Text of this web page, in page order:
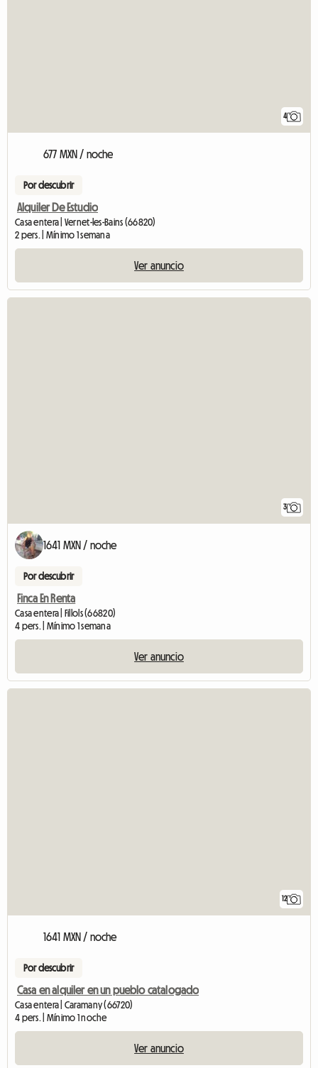
4
677 MXN / noche
Por descubrir
Alquiler De Estudio
Casa entera | Vernet-les-Bains (66820)
2 pers. | Mínimo 1 semana
Ver anuncio
3
1641 MXN / noche
Por descubrir
Finca En Renta
Casa entera | Fillols (66820)
4 pers. | Mínimo 1 semana
Ver anuncio
12
1641 MXN / noche
Por descubrir
Casa en alquiler en un pueblo catalogado
Casa entera | Caramany (66720)
4 pers. | Mínimo 1 noche
Ver anuncio